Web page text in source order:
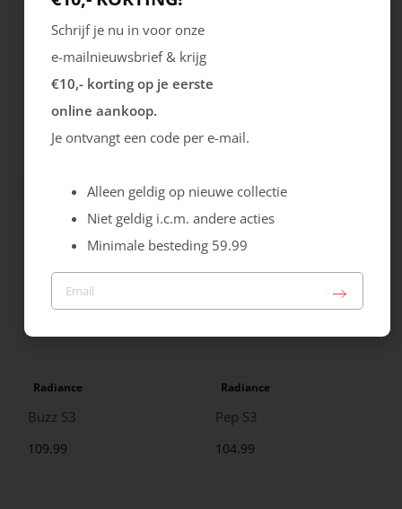
Longreach S3 Sling S3S
Radiance
Buzz S3
109.99
Radiance
Pep S3
104.99
Schrijf je nu in voor onze
e-mailnieuwsbrief & krijg
€10,- korting op je eerste
online aankoop.
Je ontvangt een code per e-mail.
Alleen geldig op nieuwe collectie
Niet geldig i.c.m. andere acties
Minimale besteding 59.99